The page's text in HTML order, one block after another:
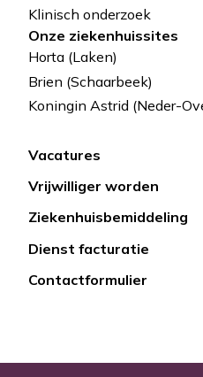
Klinisch onderzoek
Onze ziekenhuissites
Horta (Laken)
Brien (Schaarbeek)
Koningin Astrid (Neder-
Lien
rapide
Vacatures
Vrijwilliger worden
Ziekenhuisbemiddeling
Dienst facturatie
Contactformulier